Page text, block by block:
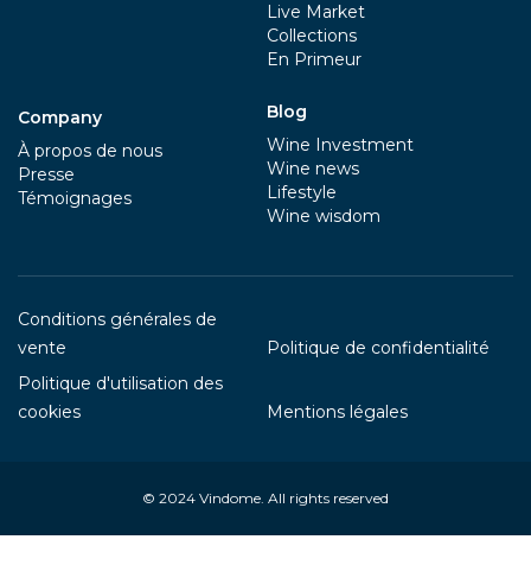
Company
À propos de nous
Presse
Témoignages
Live Market
Collections
En Primeur
Blog
Wine Investment
Wine news
Lifestyle
Wine wisdom
Conditions générales de
vente
Politique de confidentialité
Politique d'utilisation des
cookies
Mentions légales
© 2024 Vindome. All rights reserved